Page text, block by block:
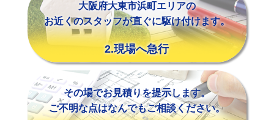
大阪府大東市浜町エリアの
お近くのスタッフが直ぐに駆け付けます。
2.現場へ急行
その場でお見積りを提示します。
ご不明な点はなんでもご相談ください。